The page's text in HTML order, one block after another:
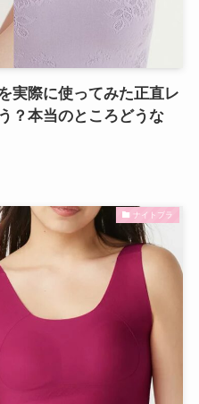
実際に使ってみた正直レ
？本当のところどうな
ナイトブラ